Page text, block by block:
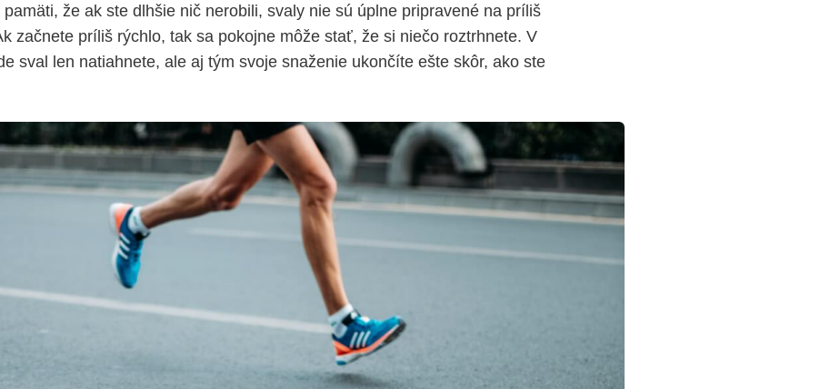
že ak ste dlhšie nič nerobili, svaly nie sú úplne pripravené na príliš
začnete príliš rýchlo, tak sa pokojne môže stať, že si niečo roztrhnete. V
sval len natiahnete, ale aj tým svoje snaženie ukončíte ešte skôr, ako ste